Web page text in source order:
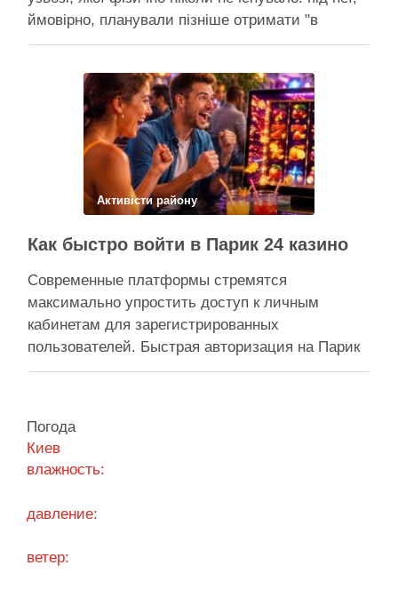
ймовірно, планували пізніше отримати "в
обслуговування" земельну ділянку Прокуратура
за допомогою якої ділки, ймовірно, планували
забудувати зелені схили Подільська окружна
прокуратура міста Києва подала до суду …
Поділитися у соцмережах:
Активісти району
Как быстро войти в Парик 24 казино
Современные платформы стремятся
максимально упростить доступ к личным
кабинетам для зарегистрированных
пользователей. Быстрая авторизация на Парик
24 казино позволяет клиентам мгновенно
система авторизации надежно защищает
персональные данные, сохраняя высокую
Погода
Киев
влажность:
давление:
ветер: